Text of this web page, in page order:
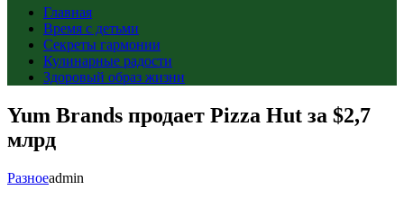
Главная
Время с детьми
Секреты гармонии
Кулинарные радости
Здоровый образ жизни
Yum Brands продает Pizza Hut за $2,7
млрд
Разноеadmin